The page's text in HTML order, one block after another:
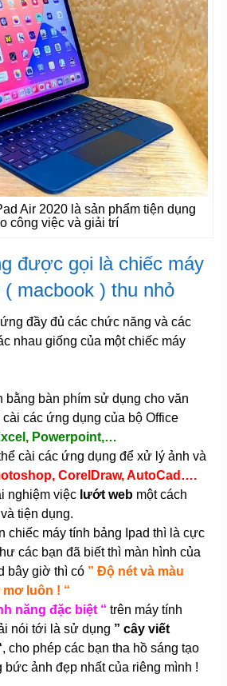
Air 2020 là sản phẩm tiện dụng
công việc và giải trí
được gọi là chiếc máy
macbook ) thu nhỏ
đầy đủ các chức năng và các
nhau giống của một chiếc máy
bằng bàn phím sử dụng cho văn
cài các ứng dụng của bộ Office
Powerpoint,…
cài các ứng dụng để xử lý ảnh và
CorelDraw, AutoCad….
nghiệm việc lướt webmột cách
tiện dụng.
chiếc máy tính bảng Ipad thì là cực
các bạn đã biết thì màn hình của
bây giờ thì có ” Độ nét và màu
luôn ! “
năng đặc biệt “ trên máy tính
nói tới là sử dụng ” cây viết
, cho phép các bạn tha hồ sáng tạo
bức ảnh đẹp nhất của riêng mình !